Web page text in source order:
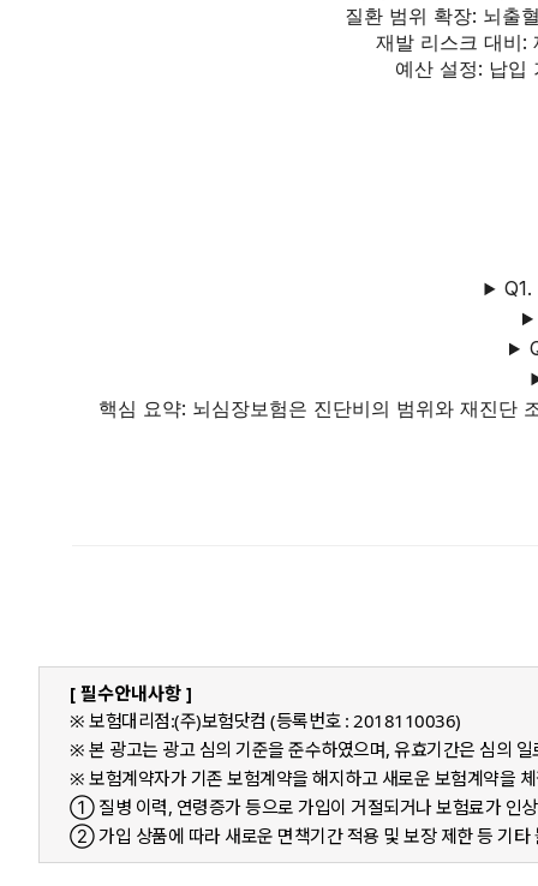
질환 범위 확장: 뇌출
재발 리스크 대비:
예산 설정: 납입
핵심 요약: 뇌심장보험은 진단비의 범위와 재진단
[ 필수안내사항 ]
※ 보험대리점:(주)보험닷컴 (등록번호 : 2018110036)
※ 본 광고는 광고 심의 기준을 준수하였으며, 유효기간은 심의
※ 보험계약자가 기존 보험계약을 해지하고 새로운 보험계약을
① 질병 이력, 연령증가 등으로 가입이 거절되거나 보험료가 인
② 가입 상품에 따라 새로운 면책기간 적용 및 보장 제한 등 기타